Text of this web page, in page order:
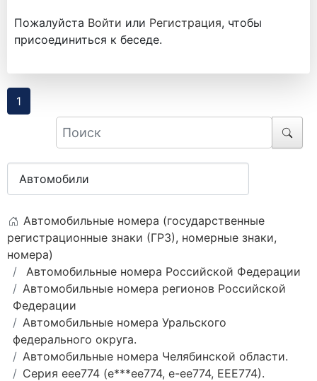
Пожалуйста Войти или Регистрация, чтобы
присоединиться к беседе.
1
Автомобильные номера (государственные
регистрационные знаки (ГРЗ), номерные знаки,
номера)
Автомобильные номера Российской Федерации
Автомобильные номера регионов Российской
Федерации
Автомобильные номера Уральского
федерального округа.
Автомобильные номера Челябинской области.
Серия еее774 (е***ее774, е-ее774, ЕЕЕ774).